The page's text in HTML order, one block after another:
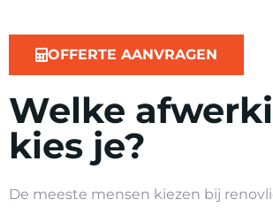
OFFERTE AANVRAGEN
Welke
kies je?
De meeste mensen kiezen bij